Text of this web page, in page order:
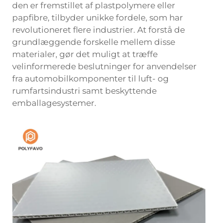
den er fremstillet af plastpolymere eller
papfibre, tilbyder unikke fordele, som har
revolutioneret flere industrier. At forstå de
grundlæggende forskelle mellem disse
materialer, gør det muligt at træffe
velinformerede beslutninger for anvendelser
fra automobilkomponenter til luft- og
rumfartsindustri samt beskyttende
emballagesystemer.